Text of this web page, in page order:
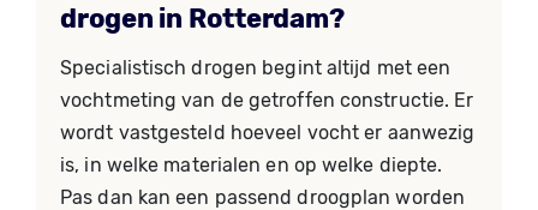
drogen in Rotterdam?
Specialistisch drogen begint altijd met een
vochtmeting van de getroffen constructie. Er
wordt vastgesteld hoeveel vocht er aanwezig
is, in welke materialen en op welke diepte.
Pas dan kan een passend droogplan worden